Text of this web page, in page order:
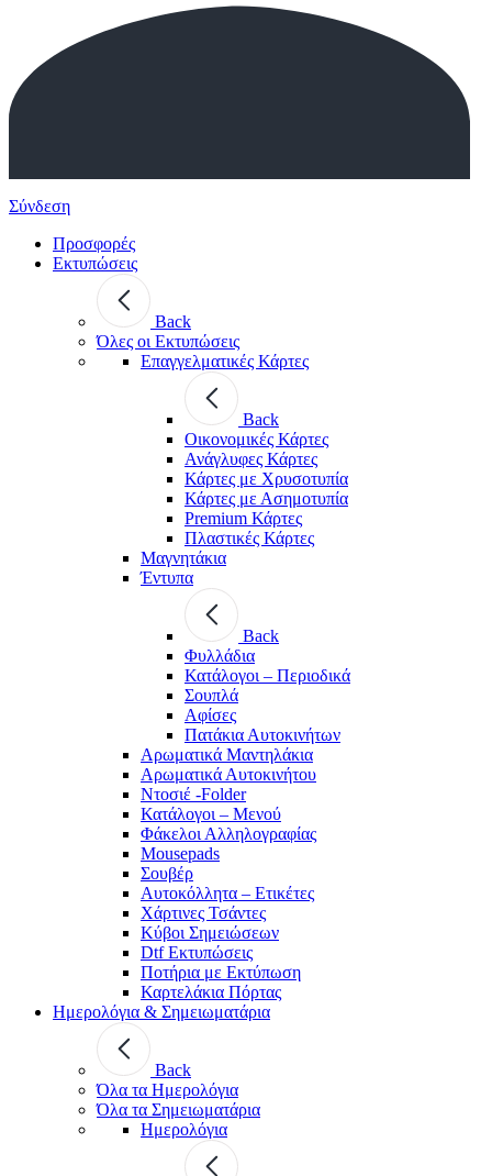
Σύνδεση
Προσφορές
Εκτυπώσεις
Back
Όλες οι Εκτυπώσεις
Επαγγελματικές Κάρτες
Back
Οικονομικές Κάρτες
Ανάγλυφες Κάρτες
Κάρτες με Χρυσοτυπία
Κάρτες με Ασημοτυπία
Premium Κάρτες
Πλαστικές Κάρτες
Μαγνητάκια
Έντυπα
Back
Φυλλάδια
Κατάλογοι – Περιοδικά
Σουπλά
Αφίσες
Πατάκια Αυτοκινήτων
Αρωματικά Μαντηλάκια
Αρωματικά Αυτοκινήτου
Ντοσιέ -Folder
Κατάλογοι – Μενού
Φάκελοι Αλληλογραφίας
Mousepads
Σουβέρ
Αυτοκόλλητα – Ετικέτες
Χάρτινες Τσάντες
Κύβοι Σημειώσεων
Dtf Εκτυπώσεις
Ποτήρια με Εκτύπωση
Καρτελάκια Πόρτας
Ημερολόγια & Σημειωματάρια
Back
Όλα τα Ημερολόγια
Όλα τα Σημειωματάρια
Ημερολόγια